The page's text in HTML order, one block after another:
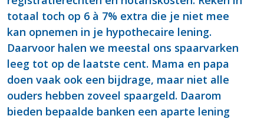
totaal toch op 6 à 7% extra die je niet mee
kan opnemen in je hypothecaire lening.
Daarvoor halen we meestal ons spaarvarken
leeg tot op de laatste cent. Mama en papa
doen vaak ook een bijdrage, maar niet alle
ouders hebben zoveel spaargeld. Daarom
bieden bepaalde banken een aparte lening